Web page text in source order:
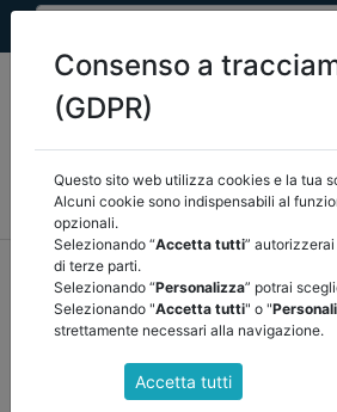
MEF FINANZA LOCALE/
CORTE DEI CONTI E GIURISPRUDENZA
home documenti pubblici
DOCUMENTI
Consenso a
(GDPR)
Questo sito web utilizza cookies e la tua
Alcuni cookie sono indispensabili al
opzionali.
Selezionando “Accetta tutti”
di terze parti.
Selezionando “Personalizza” potrai
Selezionando "Accetta tutti" o "
strettamente necessari alla navigazione.
Accetta tutti